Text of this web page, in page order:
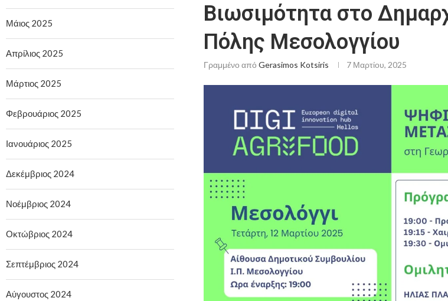
Βιωσιμότητα στο
Πόλης Μεσολογγίου
Γραμμένο από Gerasimos Kotsiris 7 Μαρτίου, 2025
Μάιος 2025
Απρίλιος 2025
Μάρτιος 2025
Φεβρουάριος 2025
Ιανουάριος 2025
Δεκέμβριος 2024
Νοέμβριος 2024
Οκτώβριος 2024
Σεπτέμβριος 2024
Αύγουστος 2024